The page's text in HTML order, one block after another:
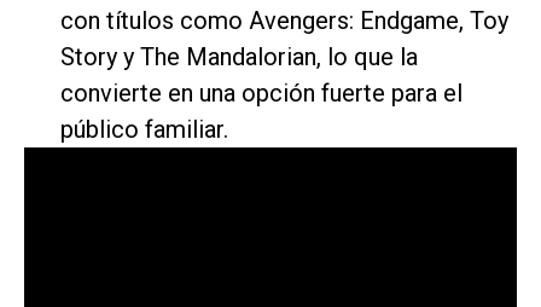
con títulos como Avengers: Endgame, Toy
Story y The Mandalorian, lo que la
convierte en una opción fuerte para el
público familiar.